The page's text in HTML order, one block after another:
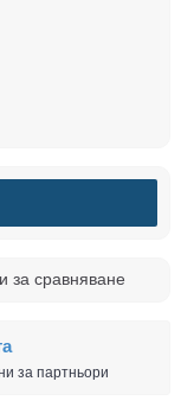
за сравняване
за партньори